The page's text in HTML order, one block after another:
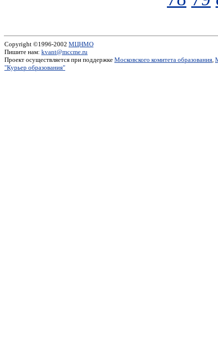
Copyright ©1996-2002 МЦНМО
Пишите нам: kvant@mccme.ru
Проект осуществляется при поддержке Московского комитета образования,
"Курьер образования"